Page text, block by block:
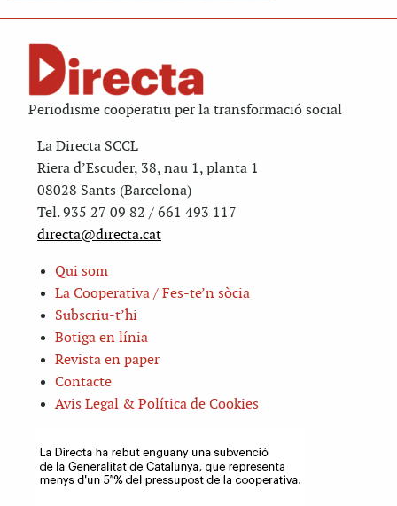
Periodisme cooperatiu per la transformació social
La Directa SCCL
Riera d’Escuder, 38, nau 1, planta 1
08028 Sants (Barcelona)
Tel. 935 27 09 82 / 661 493 117
directa@directa.cat
Qui som
La Cooperativa / Fes-te’n sòcia
Subscriu-t’hi
Botiga en línia
Revista en paper
Contacte
Avis Legal & Política de Cookies